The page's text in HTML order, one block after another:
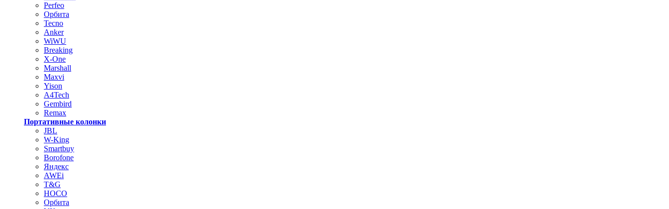
Perfeo
Орбита
Tecno
Anker
WiWU
Breaking
X-One
Marshall
Maxvi
Yison
A4Tech
Gembird
Remax
Портативные колонки
JBL
W-King
Smartbuy
Borofone
Яндекс
AWEi
T&G
HOCO
Орбита